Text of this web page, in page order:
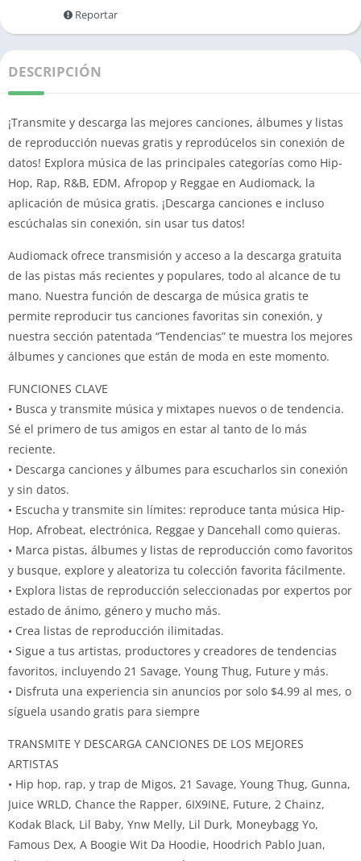
Reportar
DESCRIPCIÓN
¡Transmite y descarga las mejores canciones, álbumes y listas
de reproducción nuevas gratis y reprodúcelos sin conexión de
datos! Explora música de las principales categorías como Hip-
Hop, Rap, R&B, EDM, Afropop y Reggae en Audiomack, la
aplicación de música gratis. ¡Descarga canciones e incluso
escúchalas sin conexión, sin usar tus datos!
Audiomack ofrece transmisión y acceso a la descarga gratuita
de las pistas más recientes y populares, todo al alcance de tu
mano. Nuestra función de descarga de música gratis te
permite reproducir tus canciones favoritas sin conexión, y
nuestra sección patentada “Tendencias” te muestra los mejores
álbumes y canciones que están de moda en este momento.
FUNCIONES CLAVE
• Busca y transmite música y mixtapes nuevos o de tendencia.
Sé el primero de tus amigos en estar al tanto de lo más
reciente.
• Descarga canciones y álbumes para escucharlos sin conexión
y sin datos.
• Escucha y transmite sin límites: reproduce tanta música Hip-
Hop, Afrobeat, electrónica, Reggae y Dancehall como quieras.
• Marca pistas, álbumes y listas de reproducción como favoritos
y busque, explore y aleatoriza tu colección favorita fácilmente.
• Explora listas de reproducción seleccionadas por expertos por
estado de ánimo, género y mucho más.
• Crea listas de reproducción ilimitadas.
• Sigue a tus artistas, productores y creadores de tendencias
favoritos, incluyendo 21 Savage, Young Thug, Future y más.
• Disfruta una experiencia sin anuncios por solo $4.99 al mes, o
síguela usando gratis para siempre
TRANSMITE Y DESCARGA CANCIONES DE LOS MEJORES
ARTISTAS
• Hip hop, rap, y trap de Migos, 21 Savage, Young Thug, Gunna,
Juice WRLD, Chance the Rapper, 6IX9INE, Future, 2 Chainz,
Kodak Black, Lil Baby, Ynw Melly, Lil Durk, Moneybagg Yo,
Famous Dex, A Boogie Wit Da Hoodie, Hoodrich Pablo Juan,